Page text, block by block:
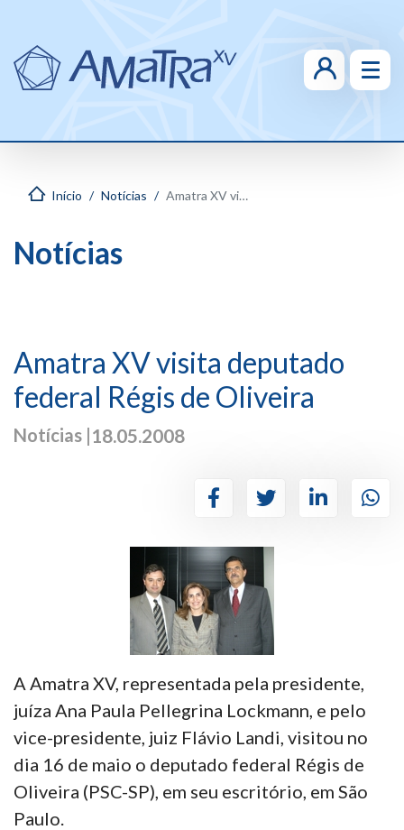
Notícias
Início Notícias Amatra XV visita deputado federal Régis de Oliveira
Amatra XV visita deputado
federal Régis de Oliveira
Notícias |18.05.2008
A Amatra XV, representada pela presidente,
juíza Ana Paula Pellegrina Lockmann, e pelo
vice-presidente, juiz Flávio Landi, visitou no
dia 16 de maio o deputado federal Régis de
Oliveira (PSC-SP), em seu escritório, em São
Paulo.